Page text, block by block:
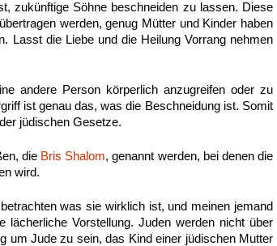
zukünftige Söhne beschneiden zu lassen. Diese
werden, genug Mütter und Kinder haben
Lasst die Liebe und die Heilung Vorrang nehmen
andere Person körperlich anzugreifen oder zu
ist genau das, was die Beschneidung ist. Somit
jüdischen Gesetze.
die Bris Shalom, genannt werden, bei denen die
wird.
was sie wirklich ist, und meinen jemand
Vorstellung. Juden werden nicht über
um Jude zu sein, das Kind einer jüdischen Mutter